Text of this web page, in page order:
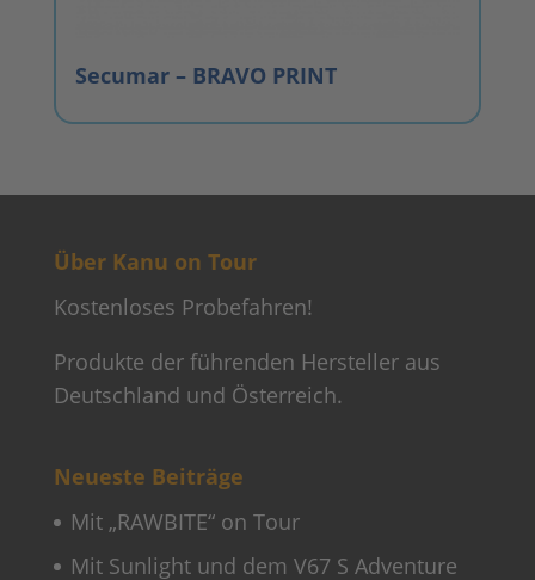
Secumar – BRAVO PRINT
Über Kanu on Tour
Kostenloses Probefahren!
Produkte der führenden Hersteller aus
Deutschland und Österreich.
Neueste Beiträge
Mit „RAWBITE“ on Tour
Mit Sunlight und dem V67 S Adventure